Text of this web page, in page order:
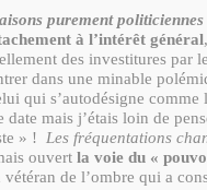
purement
à l’intérêt général
des investitures par
dans une minable
qui s’autodésigne
date mais j’étais loin de
» ! Les fréquentations
ouvert la voie du «
de l’ombre qui a